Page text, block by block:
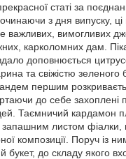
статі за
з дня випуску,
важливих, вимогливих
карколомних дам.
доповнюється
та свіжістю
першим
до себе захоплені
Таємничий кардамон
запашним листом фіалки,
композиції. Поруч із
букет, до складу якого